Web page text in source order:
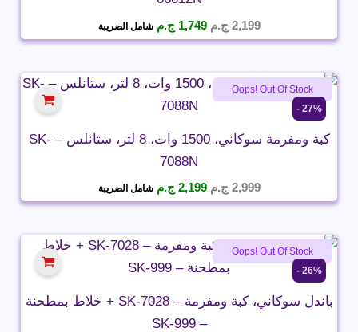
2,199 ج.م السعر
الأصلي
2,199 ج.م.
1,749 ج.م السعر
الحالي
1,749 ج.م.
شامل الضريبة
27% -
كبة ومفرمة سوكاني، 1500 وات، 8 لتر، ستانلس – SK-
7088N
2,999 ج.م السعر
الأصلي
2,999 ج.م.
2,199 ج.م السعر
الحالي
2,199 ج.م.
شامل الضريبة
Oops! Out Of Stock
26% -
باندل سوكاني، كبة ومفرمة – SK-7028 + خلاط بمطحنة
– SK-999
Oops! Out Of Stock